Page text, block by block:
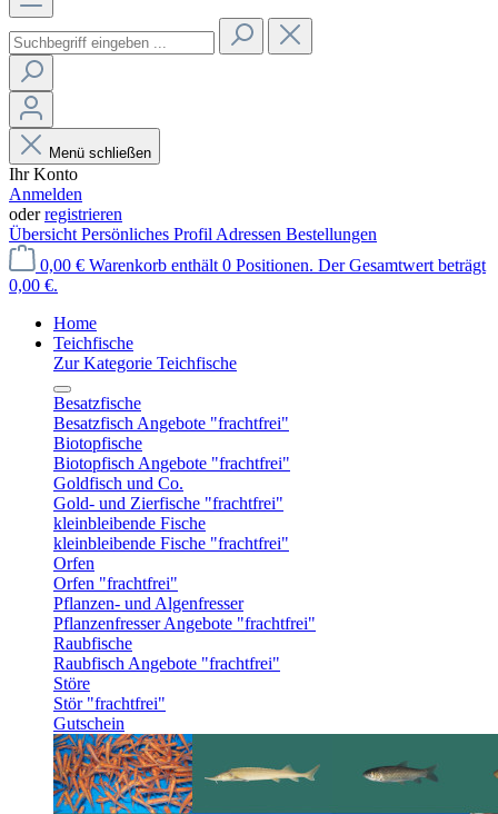
Menü schließen
Ihr Konto
Anmelden
oderregistrieren
Übersicht Persönliches Profil Adressen Bestellungen
0,00 € Warenkorb enthält 0 Positionen. Der Gesamtwert beträgt
0,00 €.
Home
Teichfische
Zur Kategorie Teichfische
Besatzfische
Besatzfisch Angebote "frachtfrei"
Biotopfische
Biotopfisch Angebote "frachtfrei"
Goldfisch und Co.
Gold- und Zierfische "frachtfrei"
kleinbleibende Fische
kleinbleibende Fische "frachtfrei"
Orfen
Orfen "frachtfrei"
Pflanzen- und Algenfresser
Pflanzenfresser Angebote "frachtfrei"
Raubfische
Raubfisch Angebote "frachtfrei"
Störe
Stör "frachtfrei"
Gutschein